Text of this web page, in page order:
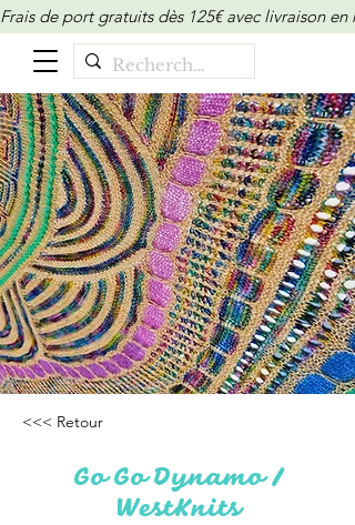
Frais de port gratuits dès 125€ avec livraison
<<< Retour
Go Go Dynamo /
WestKnits